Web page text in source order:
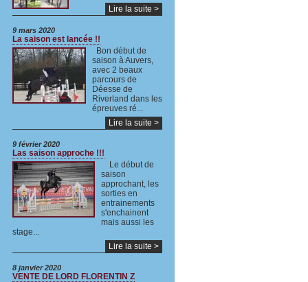
Lire la suite >
9 mars 2020
La saison est lancée !!
Bon début de
saison à Auvers,
avec 2 beaux
parcours de
Déesse de
Riverland dans les
épreuves ré...
Lire la suite >
9 février 2020
Las saison approche !!!
Le début de
saison
approchant, les
sorties en
entrainements
s'enchainent
mais aussi les
stage...
Lire la suite >
8 janvier 2020
VENTE DE LORD FLORENTIN Z